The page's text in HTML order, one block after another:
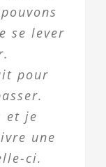
se lever
pour
et je
une
ci.